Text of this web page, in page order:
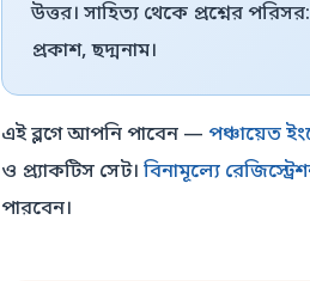
উত্তর। সাহিত্য থেকে প্রশ্নের
প্রকাশ, ছদ্মনাম।
এই ব্লগে আপনি পাবেন — পঞ্চায়েত
ও প্র্যাকটিস সেট। বিনামূল্যে
পারবেন।